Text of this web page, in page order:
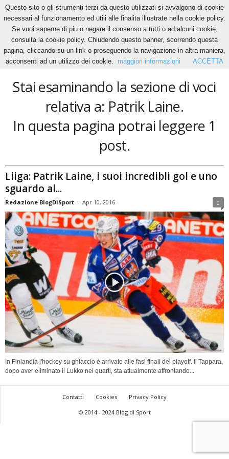
Home Tags Patrik Laine
Patrik Laine
Stai esaminando la sezione di voci
relativa a: Patrik Laine.
In questa pagina potrai leggere 1
post.
Liiga: Patrik Laine, i suoi incredibli gol e uno
sguardo al...
Redazione BlogDiSport - Apr 10, 2016 0
In Finlandia l'hockey su ghiaccio è arrivato alle fasi finali dei playoff. Il Tappara,
dopo aver eliminato il Lukko nei quarti, sta attualmente affrontando...
Contatti Cookies
Privacy Policy
© 2014 - 2024 Blog di Sport
Questo sito o gli strumenti terzi da questo utilizzati si avvalgono di cookie
necessari al funzionamento ed utili alle finalita illustrate nella cookie policy.
Se vuoi saperne di piu o negare il consenso a tutti o ad alcuni cookie,
consulta la cookie policy. Chiudendo questo banner, scorrendo questa
pagina, cliccando su un link o proseguendo la navigazione in altra maniera,
acconsenti ad un utilizzo dei cookie.
maggiori informazioni ACCETTA